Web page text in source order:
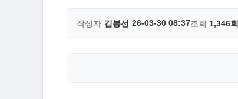
작성자 김봉선 26-03-30 08:37조회 1,346회